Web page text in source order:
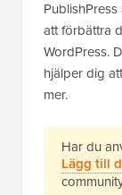
att förbättra
WordPress.
hjälper dig
mer.
Har du
Lägg till